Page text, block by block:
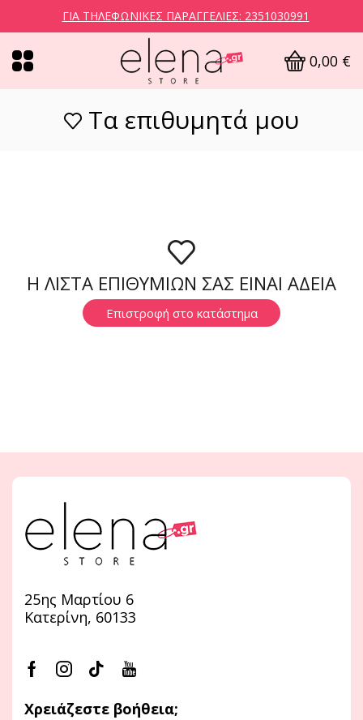
ΓΙΑ ΤΗΛΕΦΩΝΙΚΈΣ ΠΑΡΑΓΓΕΛΊΕΣ: 2351030991
0,00 €
Τα επιθυμητά μου
Η ΛΙΣΤΑ ΕΠΙΘΥΜΙΩΝ ΣΑΣ ΕΙΝΑΙ ΑΔΕΙΑ
Επιστροφή στο κατάστημα
25ης Μαρτίου 6
Κατερίνη, 60133
Χρειάζεστε βοήθεια;